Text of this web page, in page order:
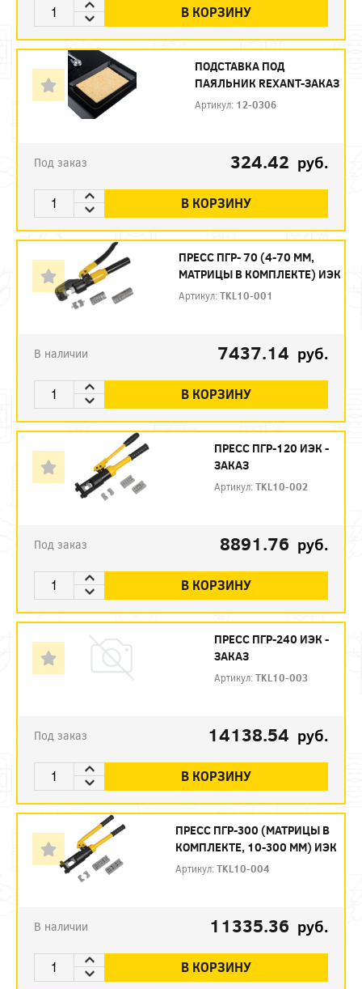
В КОРЗИНУ
ПОДСТАВКА ПОД
ПАЯЛЬНИК REXANT-ЗАКАЗ
Артикул: 12-0306
Под заказ 324.42 руб.
В КОРЗИНУ
ПРЕСС ПГР- 70 (4-70 ММ,
МАТРИЦЫ В КОМПЛЕКТЕ) ИЭК
Артикул:TKL10-001
В наличии 7437.14 руб.
В КОРЗИНУ
ПРЕСС ПГР-120 ИЭК -
ЗАКАЗ
Артикул:TKL10-002
Под заказ 8891.76 руб.
В КОРЗИНУ
ПРЕСС ПГР-240 ИЭК -
ЗАКАЗ
Артикул:TKL10-003
Под заказ 14138.54 руб.
В КОРЗИНУ
ПРЕСС ПГР-300 (МАТРИЦЫ В
КОМПЛЕКТЕ, 10-300 ММ) ИЭК
Артикул:TKL10-004
В наличии 11335.36 руб.
В КОРЗИНУ